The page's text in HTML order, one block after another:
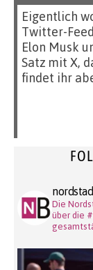
Eigentlich
Twitter-
Elon Musk
Satz mit X,
findet ihr
Die
über die